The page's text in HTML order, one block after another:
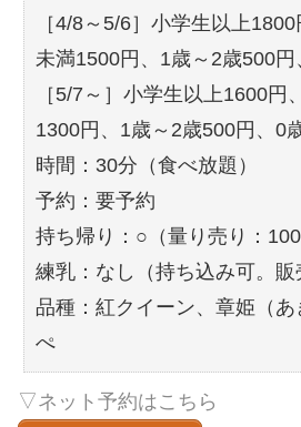
［4/8～5/6］小学生以上
未満1500円、1歳～2歳500
［5/7～］小学生以上1600円
1300円、1歳～2歳500円、0
時間：30分（食べ放題）
予約：要予約
持ち帰り：○（量り売り：
練乳：なし（持ち込み可。販
品種：紅クイーン、章姫（
ぺ
▽ネット予約はこちら